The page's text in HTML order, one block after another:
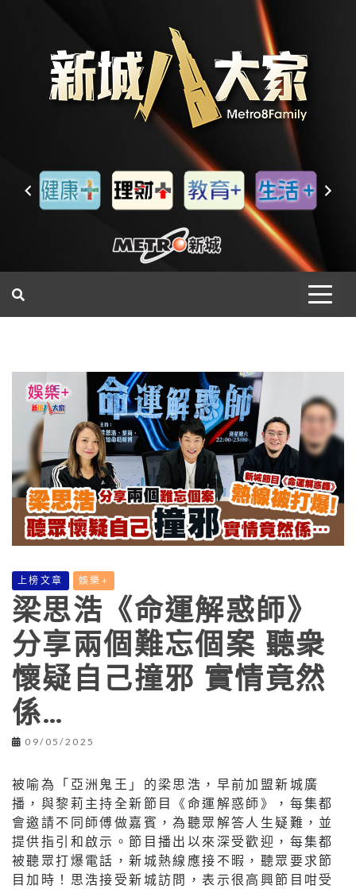
上榜文章 娛樂+
梁思浩《命運解惑師》
分享兩個難忘個案 聽衆
懷疑自己撞邪 實情竟然
係…
09/05/2025
被喻為「亞洲鬼王」的梁思浩，早前加盟新城廣
播，與黎莉主持全新節目《命運解惑師》，每集都
會邀請不同師傅做嘉賓，為聽眾解答人生疑難，並
提供指引和啟示。節目播出以來深受歡迎，每集都
被聽眾打爆電話，新城熱線應接不暇，聽眾要求節
目加時！思浩接受新城訪問，表示很高興節目咁受